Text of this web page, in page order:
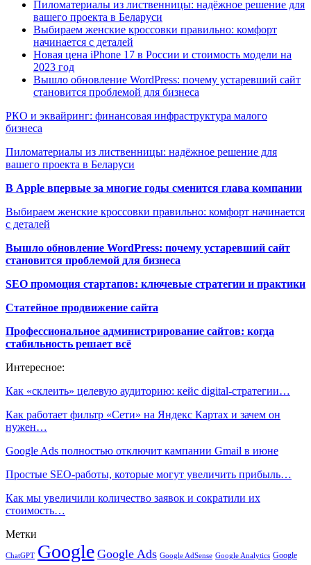
Пиломатериалы из лиственницы: надёжное решение для
вашего проекта в Беларуси
Выбираем женские кроссовки правильно: комфорт
начинается с деталей
Новая цена iPhone 17 в России и стоимость модели на
2023 год
Вышло обновление WordPress: почему устаревший сайт
становится проблемой для бизнеса
РКО и эквайринг: финансовая инфраструктура малого
бизнеса
Пиломатериалы из лиственницы: надёжное решение для
вашего проекта в Беларуси
В Apple впервые за многие годы сменится глава компании
Выбираем женские кроссовки правильно: комфорт начинается
с деталей
Вышло обновление WordPress: почему устаревший сайт
становится проблемой для бизнеса
SEO промоция стартапов: ключевые стратегии и практики
Статейное продвижение сайта
Профессиональное администрирование сайтов: когда
стабильность решает всё
Интересное:
Как «склеить» целевую аудиторию: кейс digital-стратегии…
Как работает фильтр «Сети» на Яндекс Картах и зачем он
нужен…
Google Ads полностью отключит кампании Gmail в июне
Простые SEO-работы, которые могут увеличить прибыль…
Как мы увеличили количество заявок и сократили их
стоимость…
Метки
ChatGPT Google Google Ads Google AdSense Google Analytics Google